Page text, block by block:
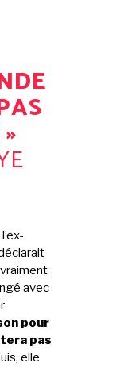
avec
pour
pas
elle